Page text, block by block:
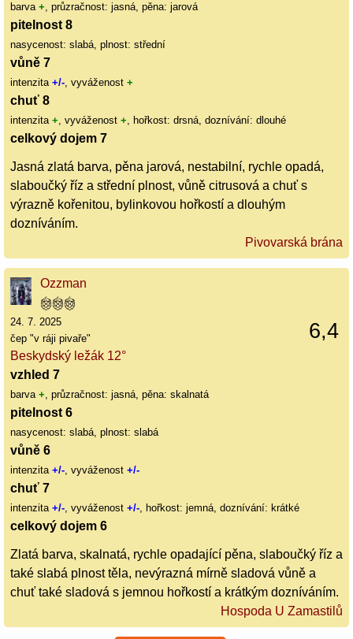
barva +, průzračnost: jasná, pěna: jarová
pitelnost 8
nasycenost: slabá, plnost: střední
vůně 7
intenzita +/-, vyváženost +
chuť 8
intenzita +, vyváženost +, hořkost: drsná, doznívání: dlouhé
celkový dojem 7
Jasná zlatá barva, pěna jarová, nestabilní, rychle opadá,
slaboučký říz a střední plnost, vůně citrusová a chuť s
výrazně kořenitou, bylinkovou hořkostí a dlouhým
dozníváním.
Pivovarská brána
Ozzman
6,4
24. 7. 2025
čep "v ráji pivaře"
Beskydský ležák 12°
vzhled 7
barva + , průzračnost: jasná, pěna: skalnatá
pitelnost 6
nasycenost: slabá, plnost: slabá
vůně 6
intenzita +/- , vyváženost +/-
chuť 7
intenzita +/- , vyváženost +/- , hořkost: jemná, doznívání: krátké
celkový dojem 6
Zlatá barva, skalnatá, rychle opadající pěna, slaboučký říz a
také slabá plnost těla, nevýrazná mírně sladová vůně a
chuť také sladová s jemnou hořkostí a krátkým dozníváním.
Hospoda U Zamastilů